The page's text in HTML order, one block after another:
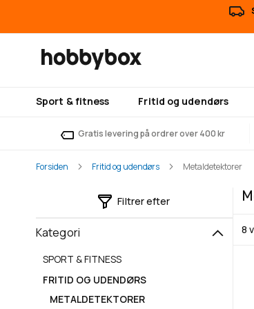
Sport & fitness Fritid og udendørs
Gratis levering på ordrer over 400 kr
Forsiden Fritid og udendørs Metaldetektorer
8
Filtrer efter
Kategori
SPORT & FITNESS
FRITID OG UDENDØRS
METALDETEKTORER